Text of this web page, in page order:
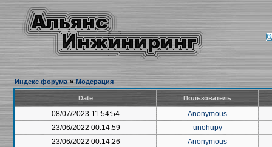
Индекс форума » Модерация
Date Пользователь
08/07/2023 11:54:54
Anonymous
23/06/2022 00:14:59
unohupy
23/06/2022 00:14:26
Anonymous